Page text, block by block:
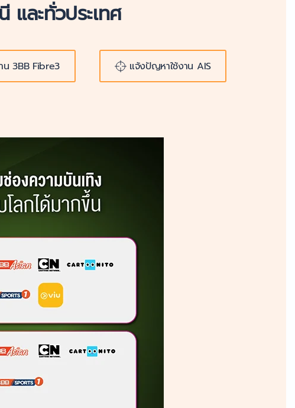
และทั่วประเทศ
น 3BB Fibre3 แจ้งปัญหาใช้งาน AIS